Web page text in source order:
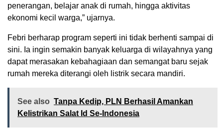
penerangan, belajar anak di rumah, hingga aktivitas
ekonomi kecil warga,” ujarnya.
Febri berharap program seperti ini tidak berhenti sampai di
sini. Ia ingin semakin banyak keluarga di wilayahnya yang
dapat merasakan kebahagiaan dan semangat baru sejak
rumah mereka diterangi oleh listrik secara mandiri.
See also Tanpa Kedip, PLN Berhasil Amankan
Kelistrikan Salat Id Se-Indonesia